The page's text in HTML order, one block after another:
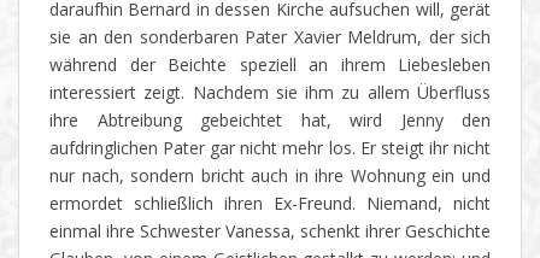
daraufhin Bernard in dessen Kirche aufsuchen will, gerät
sie an den sonderbaren Pater Xavier Meldrum, der sich
während der Beichte speziell an ihrem Liebesleben
interessiert zeigt. Nachdem sie ihm zu allem Überfluss
ihre Abtreibung gebeichtet hat, wird Jenny den
aufdringlichen Pater gar nicht mehr los. Er steigt ihr nicht
nur nach, sondern bricht auch in ihre Wohnung ein und
ermordet schließlich ihren Ex-Freund. Niemand, nicht
einmal ihre Schwester Vanessa, schenkt ihrer Geschichte